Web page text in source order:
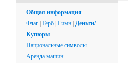
Общая информация
Флаг Герб Гимн Деньги/
Купюры
Национальные символы
Аренда машин